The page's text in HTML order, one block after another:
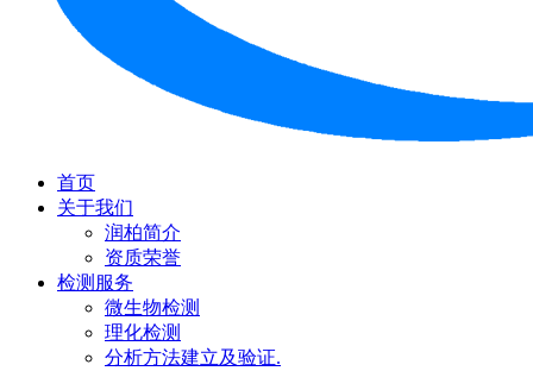
首页
关于我们
润柏简介
资质荣誉
检测服务
微生物检测
理化检测
分析方法建立及验证.